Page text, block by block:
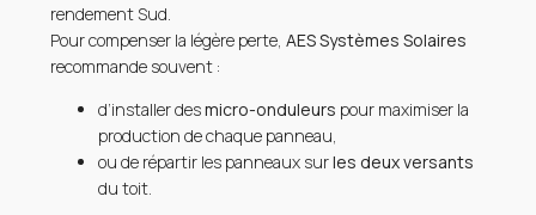
rendement Sud.
Pour compenser la légère perte,AES Systèmes Solaires
recommande souvent :
d’installer desmicro-onduleurs pour maximiser la
production de chaque panneau,
ou de répartir les panneaux surles deux versants
du toit.